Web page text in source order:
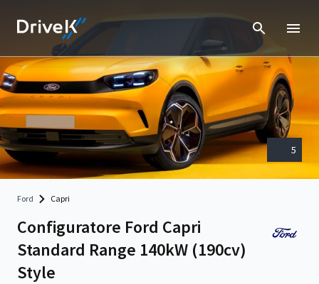
5
Ford Capri
Configuratore Ford Capri
Standard Range 140kW (190cv)
Style